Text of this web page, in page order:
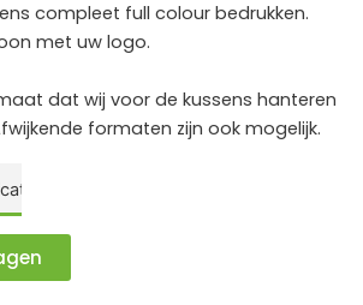
compleet full colour bedrukken.
met uw logo.
dat wij voor de kussens hanteren
formaten zijn ook mogelijk.